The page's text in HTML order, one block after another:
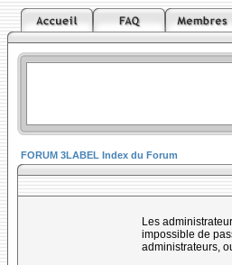
FORUM 3LABEL Index du Forum
Les
impossible de
administrateurs,